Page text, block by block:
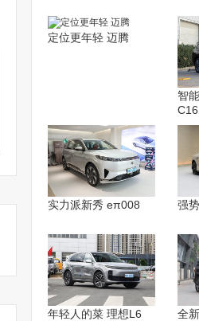
定位更年轻 迈腾
智
C16
实力派新秀 eπ008 强
年轻人的菜 理想L6 全